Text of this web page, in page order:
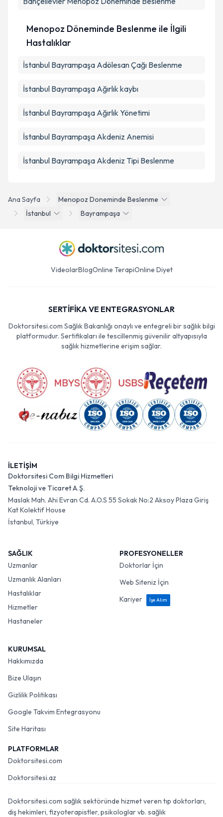
Ana Sayfa
Menopoz Doneminde Beslenme
İstanbul
Bayrampaşa
Menopoz Döneminde Beslenme ile İlgili
Hastalıklar
İstanbul Bayrampaşa Adölesan Çağı Beslenme
İstanbul Bayrampaşa Ağırlık kaybı
İstanbul Bayrampaşa Ağırlık Yönetimi
İstanbul Bayrampaşa Akdeniz Anemisi
İstanbul Bayrampaşa Akdeniz Tipi Beslenme
VideolarBlogOnline TerapiOnline Diyet
SERTİFİKA VE ENTEGRASYONLAR
Doktorsitesi.com Sağlık Bakanlığı onaylı ve entegreli bir sağlık bilgi
platformudur. Sertifikaları ile tescillenmiş güvenilir altyapısıyla
sağlık hizmetlerine erişim sağlar.
İLETİŞİM
Doktorsitesi Com Bilgi Hizmetleri
Teknoloji ve Ticaret A.Ş.
Maslak Mah. Ahi Evran Cd. A.O.S 55 Sokak No:2 Aksoy Plaza Giriş
Kat Kolektif House
İstanbul, Türkiye
SAĞLIK
Uzmanlar
Uzmanlık Alanları
Hastalıklar
Hizmetler
Hastaneler
PROFESYONELLER
Doktorlar İçin
Web Siteniz İçin
Kariyer
İşe Alım
KURUMSAL
Hakkımızda
Bize Ulaşın
Gizlilik Politikası
Google Takvim Entegrasyonu
Site Haritası
PLATFORMLAR
Doktorsitesi.com
Doktorsitesi.az
Doktorsitesi.com sağlık sektöründe hizmet veren tıp doktorları,
diş hekimleri, fizyoterapistler, psikologlar vb. sağlık